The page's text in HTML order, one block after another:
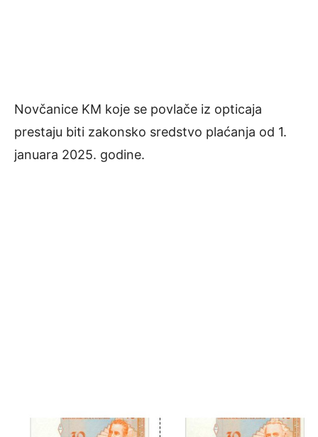
Novčanice KM koje se povlače iz opticaja
prestaju biti zakonsko sredstvo plaćanja od 1.
januara 2025. godine.